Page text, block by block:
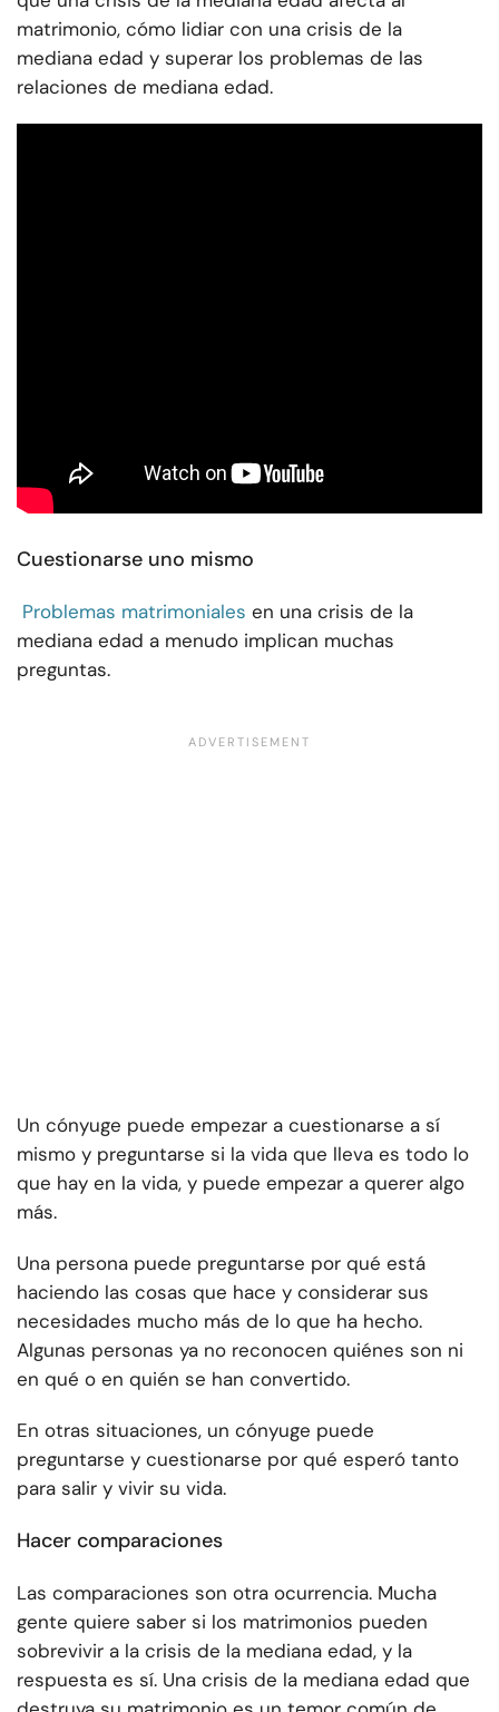
matrimonio, cómo lidiar con una crisis de la
mediana edad y superar los problemas de las
relaciones de mediana edad.
Cuestionarse uno mismo
Problemas matrimoniales en una crisis de la
mediana edad a menudo implican muchas
preguntas.
Un cónyuge puede empezar a cuestionarse a sí
mismo y preguntarse si la vida que lleva es todo lo
que hay en la vida, y puede empezar a querer algo
más.
Una persona puede preguntarse por qué está
haciendo las cosas que hace y considerar sus
necesidades mucho más de lo que ha hecho.
Algunas personas ya no reconocen quiénes son ni
en qué o en quién se han convertido.
En otras situaciones, un cónyuge puede
preguntarse y cuestionarse por qué esperó tanto
para salir y vivir su vida.
Hacer comparaciones
Las comparaciones son otra ocurrencia. Mucha
gente quiere saber si los matrimonios pueden
sobrevivir a la crisis de la mediana edad, y la
respuesta es sí. Una crisis de la mediana edad que